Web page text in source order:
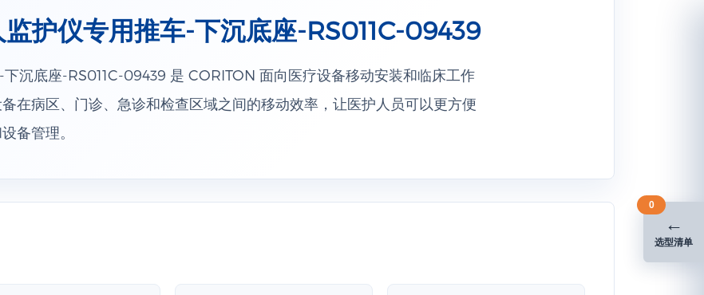
护仪专用推车-下沉底座-RS011C-09439
沉底座-RS011C-09439 是 CORITON 面向医疗设备移动安装和临床工作
在病区、门诊、急诊和检查区域之间的移动效率，让医护人员可以更方便
备管理。
←
选型清单
0